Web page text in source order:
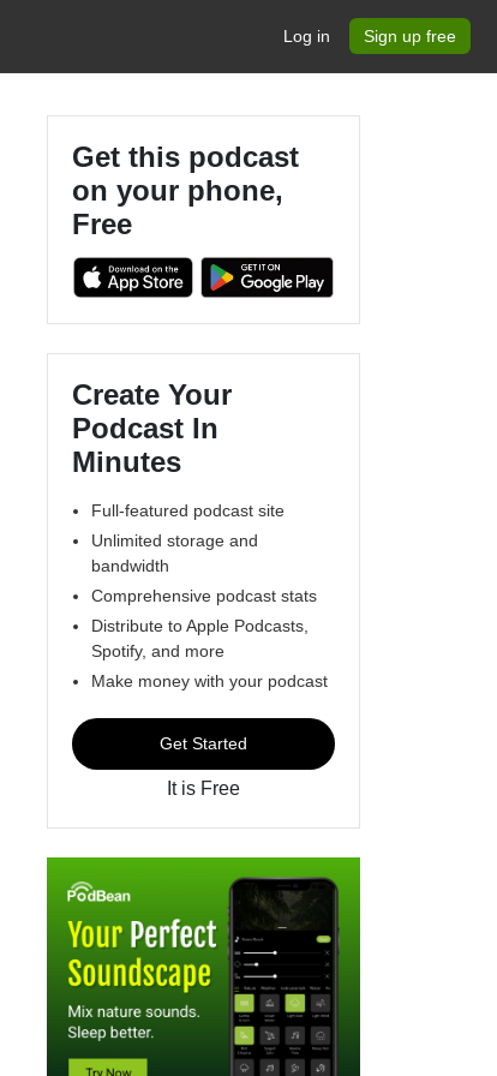
Log in Sign up free
Get this podcast
on your phone,
Free
Create Your
Podcast In
Minutes
Full-featured podcast site
Unlimited storage and
bandwidth
Comprehensive podcast stats
Distribute to Apple Podcasts,
Spotify, and more
Make money with your podcast
Get Started
It is Free